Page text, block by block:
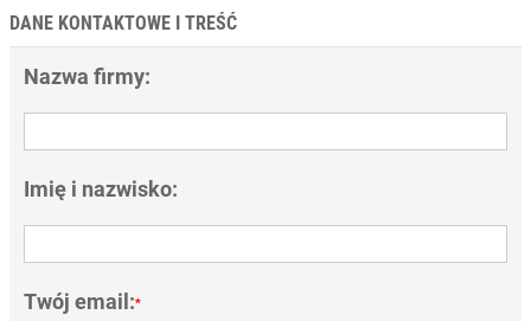
DANE KONTAKTOWE I TREŚĆ
Nazwa firmy:
Imię i nazwisko:
Twój email:*